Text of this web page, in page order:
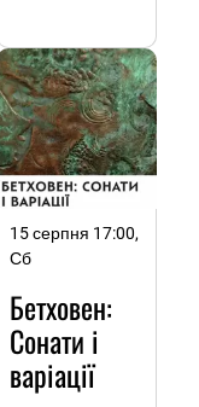
15 серпня 17:00,
Сб
Бетховен:
Сонати і
варіації